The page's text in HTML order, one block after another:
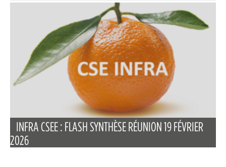
INFRA CSEE : FLASH SYNTHÈSE RÉUNION 19 FÉVRIER
2026